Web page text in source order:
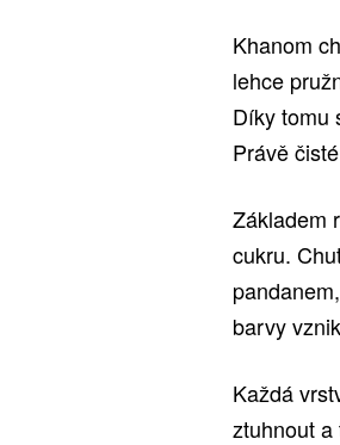
Khanom
lehce
Díky tomu
Právě
Základem
cukru.
barvy
Každá
ztuhnout